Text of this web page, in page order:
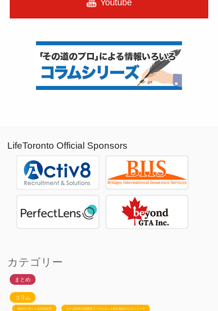
Youtube
LifeToronto Official Sponsors
カテゴリー
まとめ
コラム
JSSのトロント生活相談室 カナダ政府公認移民コンサルタント白石有紀のビザニュース